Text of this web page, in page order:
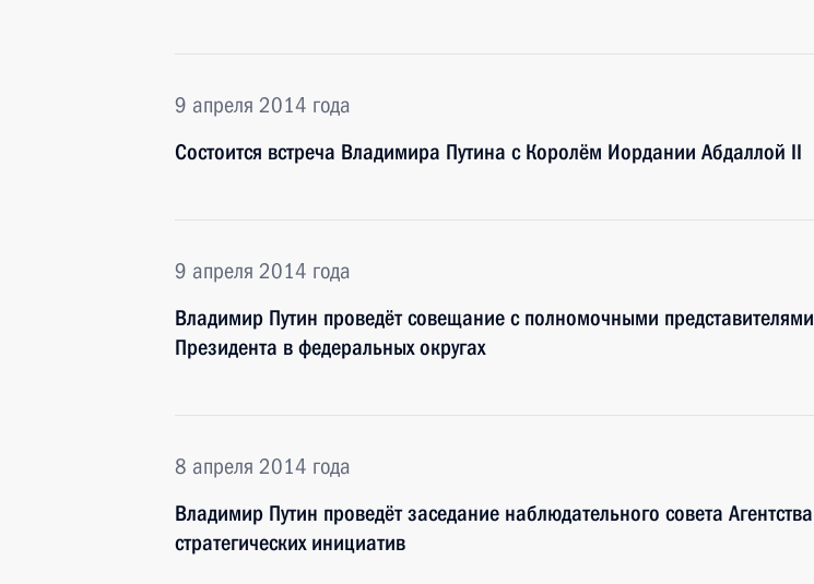
9 апреля 2014 года
Состоится встреча Владимира Путина с Королём Иордании Абдаллой II
9 апреля 2014 года
Владимир Путин проведёт совещание с полномочными представителями
Президента в федеральных округах
8 апреля 2014 года
Владимир Путин проведёт заседание наблюдательного совета Агентства
стратегических инициатив